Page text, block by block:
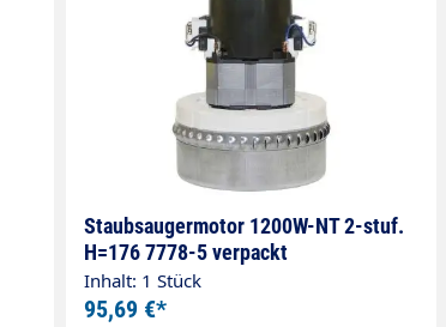
Staubsaugermotor 1200W-NT 2-stuf.
H=176 7778-5 verpackt
Inhalt: 1 Stück
95,69 €*